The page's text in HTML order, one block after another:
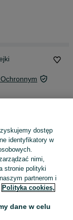
40
dostęp
identyfikatory w
nimi,
stronie polityki
partnerom i
Polityka cookies,
dane w celu